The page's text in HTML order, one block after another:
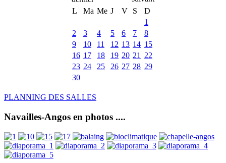
L
Ma Me J V S
D
1
2
3 4 5 6 7
8
9
10 11 12 13 14 15
16 17 18 19 20 21
22
23 24 25 26 27 28 29
30
PLANNING DES SALLES
Navailles-Angos en photos ....